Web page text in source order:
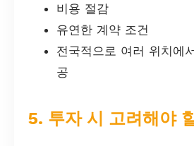
비용 절감
유연한 계약 조건
전국적으로 여러 위치에
공
5. 투자 시 고려해야